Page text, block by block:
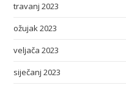
travanj 2023
ožujak 2023
veljača 2023
siječanj 2023